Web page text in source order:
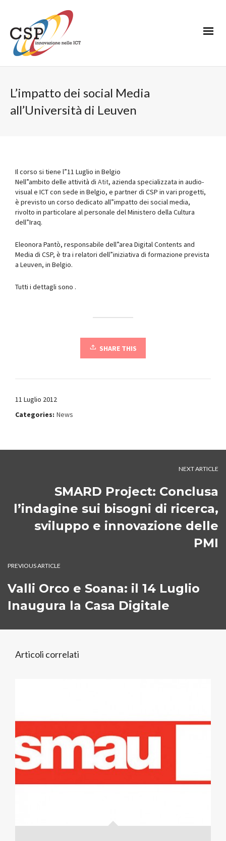
L’impatto dei social Media
all’Università di Leuven
Il corso si tiene l”11 Luglio in Belgio
Nell”ambito delle attività di Atit, azienda specializzata in audio-
visual e ICT con sede in Belgio, e partner di CSP in vari progetti,
è previsto un corso dedicato all”impatto dei social media,
rivolto in particolare al personale del Ministero della Cultura
dell”Iraq.
Eleonora Pantò, responsabile dell”area Digital Contents and
Media di CSP, è tra i relatori dell”iniziativa di formazione prevista
a Leuven, in Belgio.
Tutti i dettagli sono .
SHARE THIS
11 Luglio 2012
Categories: News
NEXT ARTICLE
SMARD Project: Conclusa
l’indagine sui bisogni di ricerca,
sviluppo e innovazione delle
PMI
PREVIOUS ARTICLE
Valli Orco e Soana: il 14 Luglio
Inaugura la Casa Digitale
Articoli correlati